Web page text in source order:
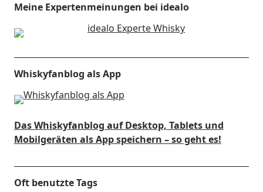
Meine Expertenmeinungen bei idealo
Whiskyfanblog als App
Das Whiskyfanblog auf Desktop, Tablets und
Mobilgeräten als App speichern – so geht es!
Oft benutzte Tags